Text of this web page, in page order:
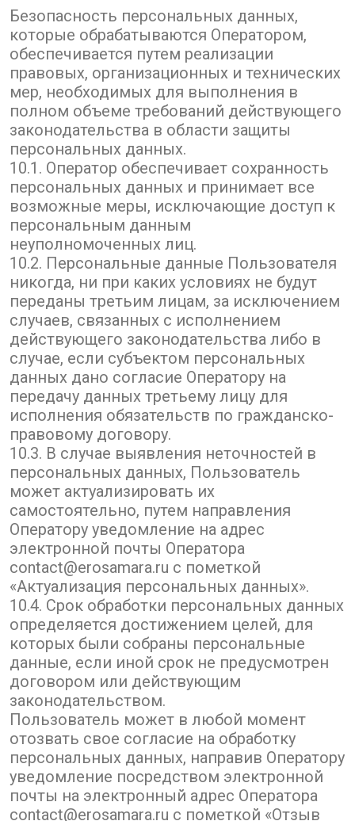
Безопасность персональных данных,
которые обрабатываются Оператором,
обеспечивается путем реализации
правовых, организационных и технических
мер, необходимых для выполнения в
полном объеме требований действующего
законодательства в области защиты
персональных данных.
10.1. Оператор обеспечивает сохранность
персональных данных и принимает все
возможные меры, исключающие доступ к
персональным данным
неуполномоченных лиц.
10.2. Персональные данные Пользователя
никогда, ни при каких условиях не будут
переданы третьим лицам, за исключением
случаев, связанных с исполнением
действующего законодательства либо в
случае, если субъектом персональных
данных дано согласие Оператору на
передачу данных третьему лицу для
исполнения обязательств по гражданско-
правовому договору.
10.3. В случае выявления неточностей в
персональных данных, Пользователь
может актуализировать их
самостоятельно, путем направления
Оператору уведомление на адрес
электронной почты Оператора
contact@erosamara.ru с пометкой
«Актуализация персональных данных».
10.4. Срок обработки персональных данных
определяется достижением целей, для
которых были собраны персональные
данные, если иной срок не предусмотрен
договором или действующим
законодательством.
Пользователь может в любой момент
отозвать свое согласие на обработку
персональных данных, направив Оператору
уведомление посредством электронной
почты на электронный адрес Оператора
contact@erosamara.ru с пометкой «Отзыв